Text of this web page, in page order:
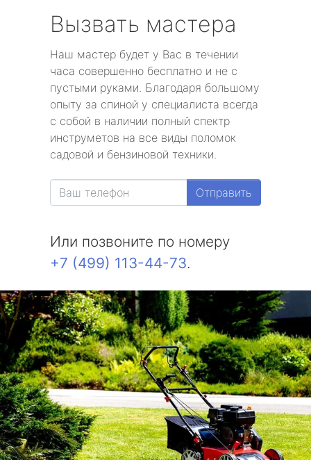
Вызвать мастера
Наш мастер будет у Вас в течении
часа совершенно бесплатно и не с
пустыми руками. Благодаря большому
опыту за спиной у специалиста всегда
с собой в наличии полный спектр
инструметов на все виды поломок
садовой и бензиновой техники.
Отправить
Или позвоните по номеру
+7 (499) 113-44-73.